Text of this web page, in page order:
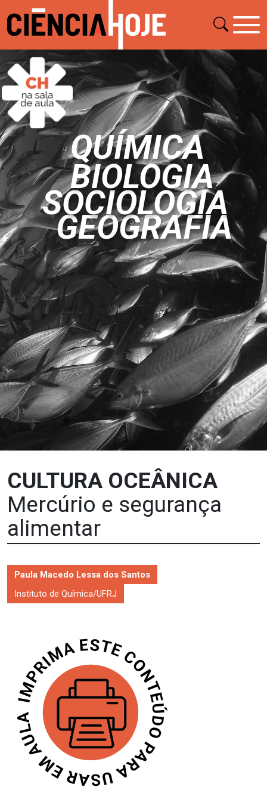
QUÍMICA
BIOLOGIA
SOCIOLOGIA
GEOGRAFIA
CULTURA OCEÂNICA
Mercúrio e segurança
alimentar
Paula Macedo Lessa dos Santos
Instituto de Química/UFRJ